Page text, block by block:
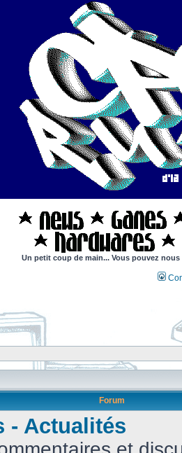
Un petit coup de main... Vous pouvez
Forum
- Actualités